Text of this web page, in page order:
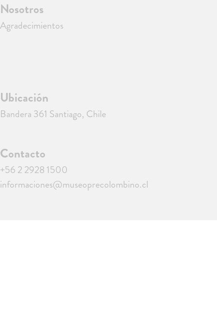
Nosotros
Agradecimientos
Ubicación
Bandera 361 Santiago, Chile
Contacto
+56 2 2928 1500
informaciones@museoprecolombino.cl